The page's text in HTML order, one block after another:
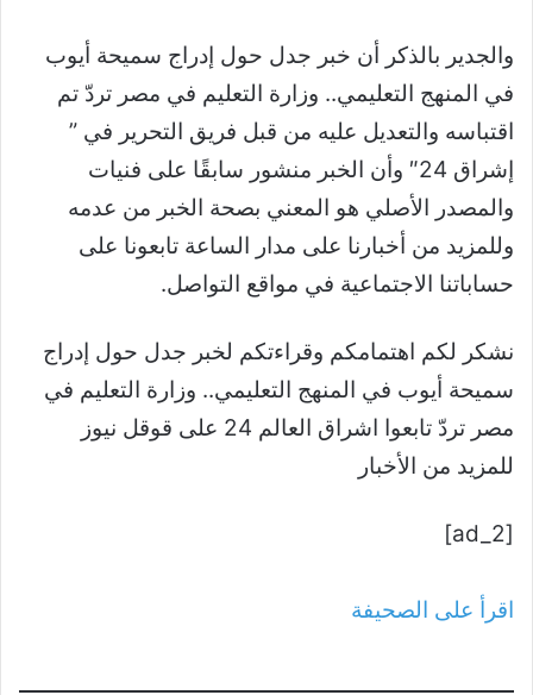
والجدير بالذكر أن خبر جدل حول إدراج سميحة أيوب
في المنهج التعليمي.. وزارة التعليم في مصر تردّ تم
اقتباسه والتعديل عليه من قبل فريق التحرير في ”
إشراق 24″ وأن الخبر منشور سابقًا على فنيات
والمصدر الأصلي هو المعني بصحة الخبر من عدمه
وللمزيد من أخبارنا على مدار الساعة تابعونا على
حساباتنا الاجتماعية في مواقع التواصل.
نشكر لكم اهتمامكم وقراءتكم لخبر جدل حول إدراج
سميحة أيوب في المنهج التعليمي.. وزارة التعليم في
مصر تردّ تابعوا اشراق العالم 24 على قوقل نيوز
للمزيد من الأخبار
[ad_2]
اقرأ على الصحيفة